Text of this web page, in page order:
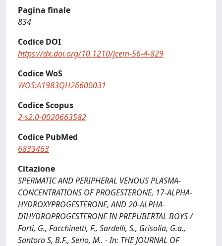
Pagina finale
834
Codice DOI
https://dx.doi.org/10.1210/jcem-56-4-829
Codice WoS
WOS:A1983QH26600031
Codice Scopus
2-s2.0-0020663582
Codice PubMed
6833463
Citazione
SPERMATIC AND PERIPHERAL VENOUS PLASMA-
CONCENTRATIONS OF PROGESTERONE, 17-ALPHA-
HYDROXYPROGESTERONE, AND 20-ALPHA-
DIHYDROPROGESTERONE IN PREPUBERTAL BOYS /
Forti, G., Facchinetti, F., Sardelli, S., Grisolia, G.a.,
Santoro S, B.F., Serio, M.. - In: THE JOURNAL OF